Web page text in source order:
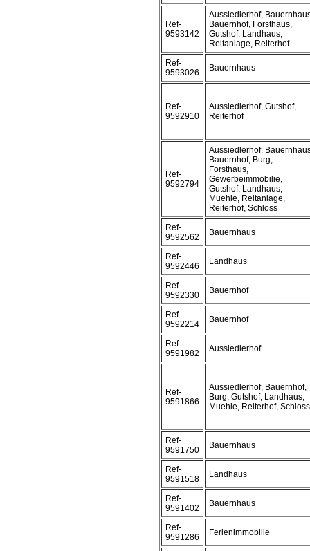
Ref-
9593142
Aussiedlerhof,
Bauernhof, Forsthaus,
Gutshof, Landhaus,
Reitanlage, Reiterhof
Ref-
9593026
Bauernhaus
Ref-
9592910
Aussiedlerhof, Gutshof,
Reiterhof
Ref-
9592794
Aussiedlerhof,
Bauernhof, Burg,
Forsthaus,
Gewerbeimmobilie,
Gutshof, Landhaus,
Muehle, Reitanlage,
Reiterhof, Schloss
Ref-
9592562
Bauernhaus
Ref-
9592446
Landhaus
Ref-
9592330
Bauernhof
Ref-
9592214
Bauernhof
Ref-
9591982
Aussiedlerhof
Ref-
9591866
Aussiedlerhof, Bauernhof,
Burg, Gutshof, Landhaus,
Muehle, Reiterhof, Schloss
Ref-
9591750
Bauernhaus
Ref-
9591518
Landhaus
Ref-
9591402
Bauernhaus
Ref-
9591286
Ferienimmobilie